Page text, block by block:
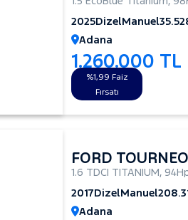
2025DizelManuel
Adana
1.260.000 TL
%1,99 Faiz
Fırsatı
FORD
1.6 TDCI TITANIUM,
2017DizelManuel
Adana